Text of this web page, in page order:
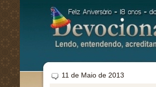
11 de Maio de 2013